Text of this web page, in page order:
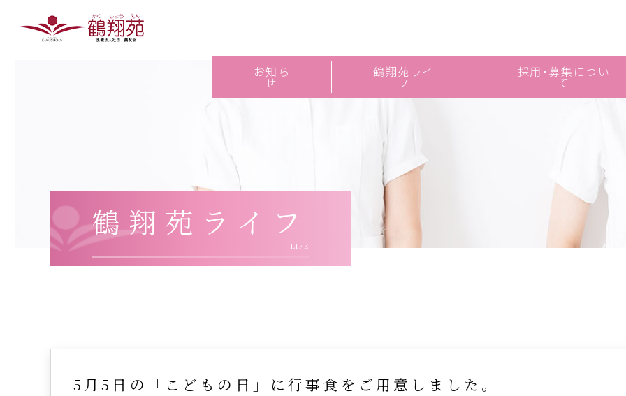
お知ら
せ
鶴翔苑ライ
フ
採用･募集につい
て
鶴翔苑ライフ
LIFE
5月5日の「こどもの日」に行事食をご用意しました。